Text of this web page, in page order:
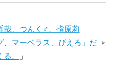
哉、つんく♂、指原莉
、マーベラス、ぴえろ」だ
。
」